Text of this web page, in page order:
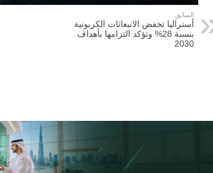
السابق
أستراليا تخفض الانبعاثات الكربونية
بنسبة 28% وتؤكد التزامها بأهداف
2030